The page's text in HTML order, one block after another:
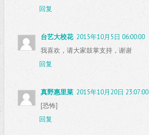
回复
台艺大校花 2015年10月5日 06:00:00
我喜欢，请大家鼓掌支持，谢谢
回复
真野惠里菜 2015年10月20日 23:07:00
[恐怖]
回复